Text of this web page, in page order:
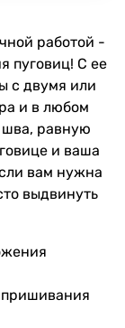
работой -
пуговиц! С ее
с двумя или
и в любом
шва, равную
и ваша
вам нужна
выдвинуть
пришивания